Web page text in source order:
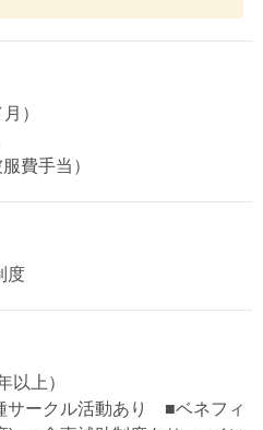
）
費手当）
度
以上）
ークル活動あり ■ベネフィ